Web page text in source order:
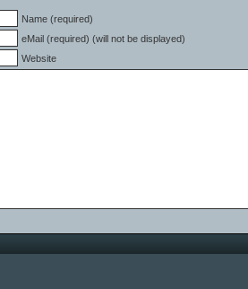
Name (required)
eMail (required) (will not be displayed)
Website